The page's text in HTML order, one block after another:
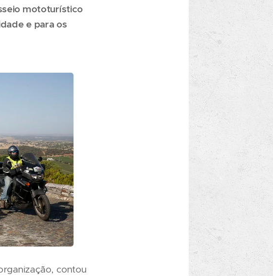
mototurístico
e para os
contou